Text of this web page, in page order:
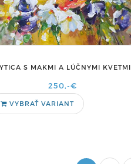
S MAKMI A LÚČNYMI KVETMI
250,-€
VYBRAŤ VARIANT